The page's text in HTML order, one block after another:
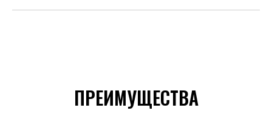
ПРЕИМУЩЕСТВА